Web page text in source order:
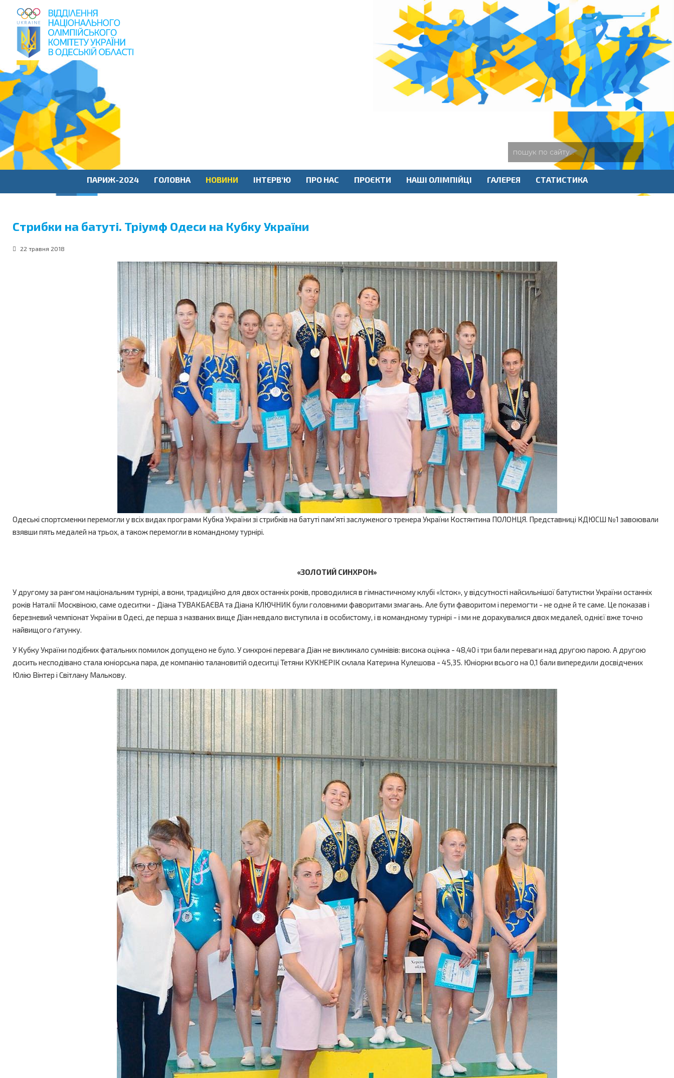
пошук
по
сайту
ПАРИЖ-2024 ГОЛОВНА НОВИНИ ІНТЕРВ'Ю ПРО НАС ПРОЄКТИ НАШІ ОЛІМПІЙЦІ ГАЛЕРЕЯ СТАТИСТИКА
Стрибки на батуті. Тріумф Одеси на Кубку України
22 травня 2018
Одеські спортсменки перемогли у всіх видах програми Кубка України зі стрибків на батуті пам'яті заслуженого тренера України Костянтина ПОЛОНЦЯ. Представниці КДЮСШ №1 завоювали
взявши пять медалей на трьох, а також перемогли в командному турнірі.
«ЗОЛОТИЙ СИНХРОН»
У другому за рангом національним турнірі, а вони, традиційно для двох останніх років, проводилися в гімнастичному клубі «Істок», у відсутності найсильнішої батутистки України останніх
років Наталії Москвіною, саме одеситки - Діана ТУВАКБАЄВА та Діана КЛЮЧНИК були головними фаворитами змагань. Але бути фаворитом і перемогти - не одне й те саме. Це показав і
березневий чемпіонат України в Одесі, де перша з названих вище Діан невдало виступила і в особистому, і в командному турнірі - і ми не дорахувалися двох медалей, однієї вже точно
найвищого ґатунку.
У Кубку України подібних фатальних помилок допущено не було. У синхроні перевага Діан не викликало сумнівів: висока оцінка - 48,40 і три бали переваги над другою парою. А другою
досить несподівано стала юніорська пара, де компанію талановитій одеситці Тетяни КУКНЕРІК склала Катерина Кулешова - 45,35. Юніорки всього на 0,1 бали випередили досвідчених
Юлію Вінтер і Світлану Малькову.